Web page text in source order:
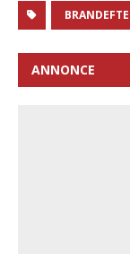
ANNONCE